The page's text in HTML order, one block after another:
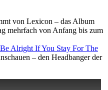
von Lexicon – das Album
mehrfach von Anfang bis zum
Alright If You Stay For The
– den Headbanger der